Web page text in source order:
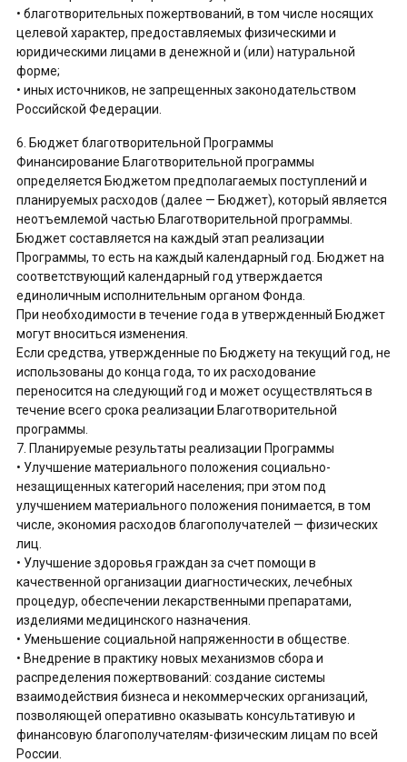
• благотворительных пожертвований, в том числе носящих
целевой характер, предоставляемых физическими и
юридическими лицами в денежной и (или) натуральной
форме;
• иных источников, не запрещенных законодательством
Российской Федерации.
6. Бюджет благотворительной Программы
Финансирование Благотворительной программы
определяется Бюджетом предполагаемых поступлений и
планируемых расходов (далее — Бюджет), который является
неотъемлемой частью Благотворительной программы.
Бюджет составляется на каждый этап реализации
Программы, то есть на каждый календарный год. Бюджет на
соответствующий календарный год утверждается
единоличным исполнительным органом Фонда.
При необходимости в течение года в утвержденный Бюджет
могут вноситься изменения.
Если средства, утвержденные по Бюджету на текущий год, не
использованы до конца года, то их расходование
переносится на следующий год и может осуществляться в
течение всего срока реализации Благотворительной
программы.
7. Планируемые результаты реализации Программы
• Улучшение материального положения социально-
незащищенных категорий населения; при этом под
улучшением материального положения понимается, в том
числе, экономия расходов благополучателей — физических
лиц.
• Улучшение здоровья граждан за счет помощи в
качественной организации диагностических, лечебных
процедур, обеспечении лекарственными препаратами,
изделиями медицинского назначения.
• Уменьшение социальной напряженности в обществе.
• Внедрение в практику новых механизмов сбора и
распределения пожертвований: создание системы
взаимодействия бизнеса и некоммерческих организаций,
позволяющей оперативно оказывать консультативую и
финансовую благополучателям-физическим лицам по всей
России.